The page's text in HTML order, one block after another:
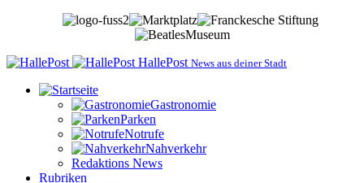
HallePost News aus deiner Stadt
Gastronomie
Parken
Notrufe
Nahverkehr
Redaktions News
Rubriken